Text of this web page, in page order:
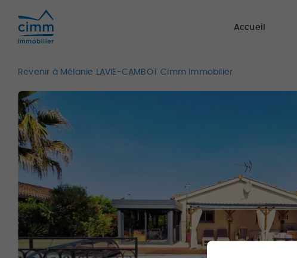
Accueil
Revenir à Mélanie LAVIE-CAMBOT Cimm Immobilier